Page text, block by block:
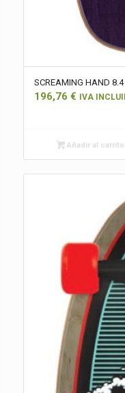
SCREAMING HAND 8.4
196,76 € IVA
Añadir al carrito